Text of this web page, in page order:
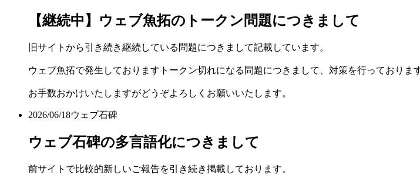
【継続中】ウェブ魚拓のトークン問題につきまして
旧サイトから引き続き継続している問題につきまして記載しています。
ウェブ魚拓で発生しておりますトークン切れになる問題につきまして、対策を行っておりま
お手数おかけいたしますがどうぞよろしくお願いいたします。
2026/06/18ウェブ石碑
ウェブ石碑の多言語化につきまして
前サイトで比較的新しいご報告を引き続き掲載しております。